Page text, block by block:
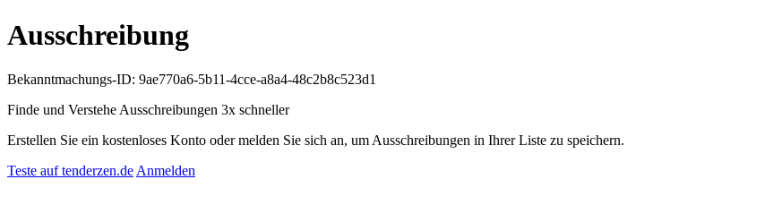
Ausschreibung
Bekanntmachungs-ID: 9ae770a6-5b11-4cce-a8a4-48c2b8c523d1
Finde und Verstehe Ausschreibungen 3x schneller
Erstellen Sie ein kostenloses Konto oder melden Sie sich an, um Ausschreibungen in Ihrer Liste zu speichern.
Teste auf tenderzen.de Anmelden